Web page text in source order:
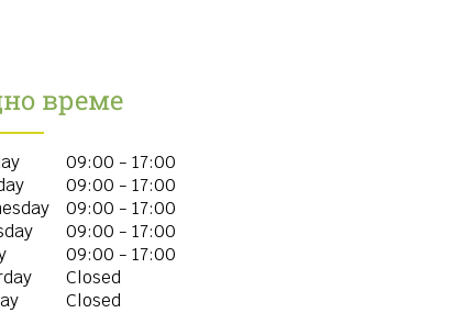
време
09:00 - 17:00
09:00 - 17:00
09:00 - 17:00
09:00 - 17:00
09:00 - 17:00
Closed
Closed